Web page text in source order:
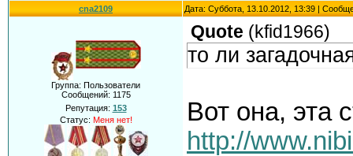
cna2109 Дата: Суббота, 13.10.2012, 13:39 |
Группа: Пользователи
Сообщений: 1175
Репутация: 153
Статус: Меня нет!
Quote (kfid1966)
то ли
Вот она, эта
http://